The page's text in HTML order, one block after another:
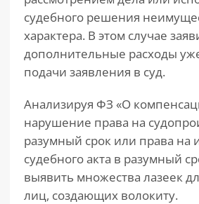
судебного решения
характера. В этом случае
дополнительные расходы
подачи заявления в суд.
Анализируя ФЗ «О
нарушение права на
разумный срок или права на
судебного акта в разумный
выявить множества лазеек
лиц, создающих волокиту.